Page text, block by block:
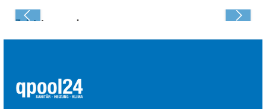
Zuletzt angesehen: